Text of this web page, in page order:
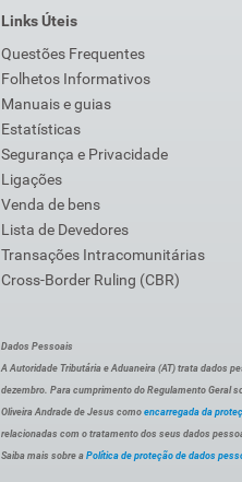
Links Úteis
Questões Frequentes
Folhetos Informativos
Manuais e guias
Estatísticas
Segurança e Privacidade
Ligações
Venda de bens
Lista de Devedores
Transações Intracomunitárias
Cross-Border Ruling (CBR)
Dados Pessoais
A Autoridade Tributária e Aduaneira (AT) trata dados
dezembro. Para cumprimento do Regulamento Geral
Oliveira Andrade de Jesus como encarregada da
relacionadas com o tratamento dos seus dados
Saiba mais sobre a Política de proteção de dados